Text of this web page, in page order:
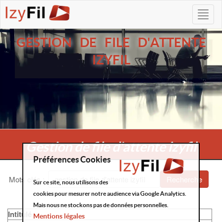
GESTION DE FILE D'ATTENTE
IZYFIL
Gestion de file d'attente izyfil
Mots clés: Recherche
Intitulé
Préférences Cookies
Sur ce site, nous utilisons des
cookies pour mesurer notre audience via Google Analytics.
Mais nous ne stockons pas de données personnelles.
Mentions légales